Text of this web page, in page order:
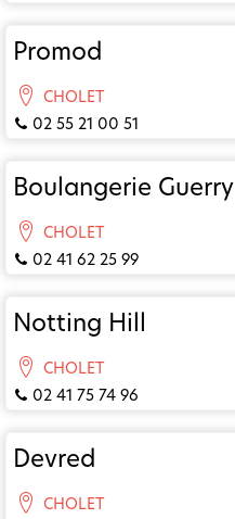
Promod
CHOLET
02 55 21 00 51
Boulangerie Guerry
CHOLET
02 41 62 25 99
Notting Hill
CHOLET
02 41 75 74 96
Devred
CHOLET